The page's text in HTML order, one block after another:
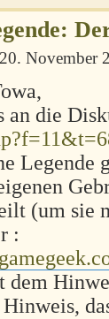
November
an die
Legende
(um sie
: